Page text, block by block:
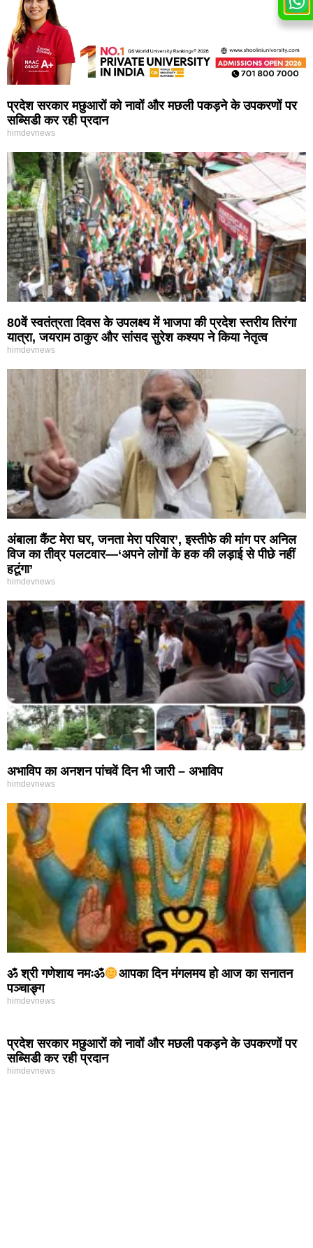
प्रदेश सरकार मछुआरों को नावों और मछली पकड़ने के उपकरणों पर
सब्सिडी कर रही प्रदान
himdevnews
80वें स्वतंत्रता दिवस के उपलक्ष्य में भाजपा की प्रदेश स्तरीय तिरंगा
यात्रा, जयराम ठाकुर और सांसद सुरेश कश्यप ने किया नेतृत्व
himdevnews
अंबाला कैंट मेरा घर, जनता मेरा परिवार’, इस्तीफे की मांग पर अनिल
विज का तीव्र पलटवार—‘अपने लोगों के हक की लड़ाई से पीछे नहीं
हटूंगा’
himdevnews
अभाविप का अनशन पांचवें दिन भी जारी – अभाविप
himdevnews
ॐ श्री गणेशाय नमःॐ
आपका दिन मंगलमय हो आज का सनातन
पञ्चाङ्ग
himdevnews
प्रदेश सरकार मछुआरों को नावों और मछली पकड़ने के उपकरणों पर
सब्सिडी कर रही प्रदान
himdevnews